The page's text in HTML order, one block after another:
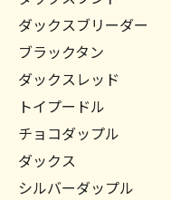
ダックスブリーダー
ブラックタン
ダックスレッド
トイプードル
チョコダップル
ダックス
シルバーダップル